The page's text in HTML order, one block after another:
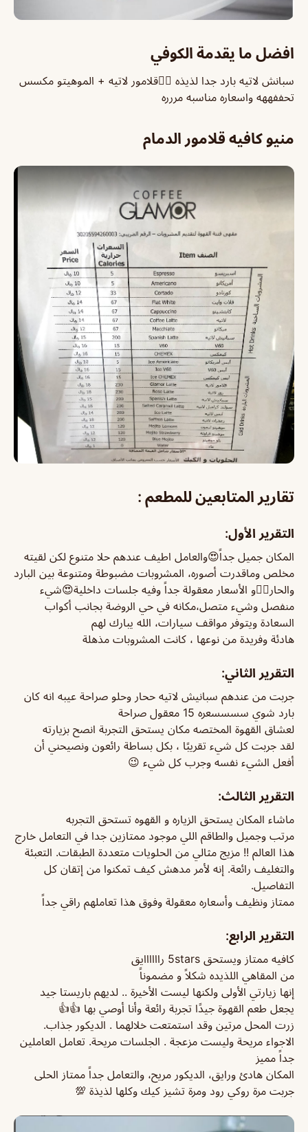
افضل ما يقدمة الكوفي
سبانش لاتيه بارد جدا لذيذه 👍🏻قلامور لاتيه + الموهيتو مكسس
تحففههه واسعاره مناسبه مررره
منيو كافيه قلامور الدمام
تقارير المتابعين للمطعم :
التقرير الأول:
المكان جميل جداً😍والعامل اطيف عندهم حلا متنوع لكن لقيته
مخلص وماقدرت أصوره، المشروبات مضبوطة ومتنوعة بين البارد
والحار👌🏻و الأسعار معقولة جداً وفيه جلسات داخلية😍شيء
منفصل وشيء متصل،مكانه في حي الروضة بجانب أكواب
السعادة ويتوفر مواقف سيارات، الله يبارك لهم
هادئة وفريدة من نوعها ، كانت المشروبات مذهلة
التقرير الثاني:
جربت من عندهم سبانيش لاتيه ححار وحلو صراحة عيبه انه كان
بارد شوي سسسسعره 15 معقول صراحة
لعشاق القهوة المختصه مكان يستحق التجربة انصح بزيارته
لقد جربت كل شيء تقريبًا ، بكل بساطة رائعون ونصيحني أن
أفعل الشيء نفسه وجرب كل شيء 😉
التقرير الثالث:
ماشاء المكان يستحق الزياره و القهوه تستحق التجربه
مرتب وجميل والطاقم اللي موجود ممتازين جدا في التعامل خارج
هذا العالم !! مزيج مثالي من الحلويات متعددة الطبقات. التعبئة
والتغليف رائعة. إنه لأمر مدهش كيف تمكنوا من إتقان كل
التفاصيل.
ممتاز ونظيف وأسعاره معقولة وفوق هذا تعاملهم راقي جداً
التقرير الرابع:
كافيه ممتاز ويستحق 5stars راااااايق
من المقاهي اللذيده شكلاً و مضموناً
إنها زيارتي الأولى ولكنها ليست الأخيرة .. لديهم باريستا جيد
يجعل طعم القهوة جيدًا تجربة رائعة وأنا أوصي بها 👍👍
زرت المحل مرتين وقد استمتعت خلالهما . الديكور جذاب.
الاجواء مريحة وليست مزعجة . الجلسات مريحة. تعامل العاملين
جداً مميز
المكان هادئ ورايق، الديكور مريح، والتعامل جداً ممتاز الحلى
جربت مرة روكي رود ومرة تشيز كيك وكلها لذيذة 💯